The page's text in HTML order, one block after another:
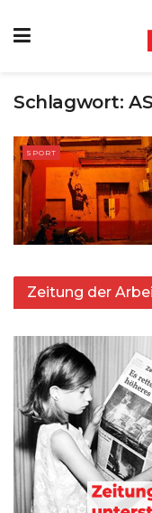
Schlagwort:
SPORT
Zeitung der